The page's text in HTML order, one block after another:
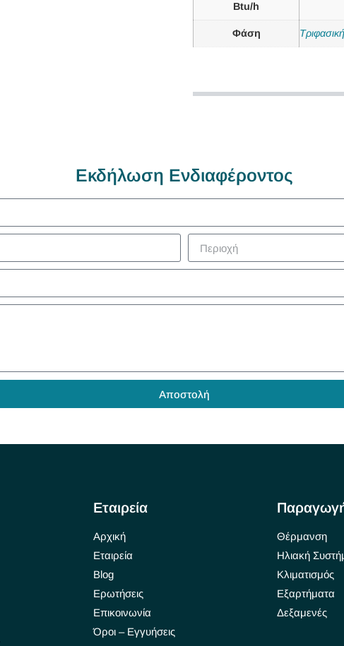
Btu/h
Φάση Τριφασική
Εκδήλωση Ενδιαφέροντος
Αποστολή
Εταιρεία
Αρχική
Εταιρεία
Blog
Ερωτήσεις
Επικοινωνία
Όροι – Εγγυήσεις
Θέρμανση
Ηλιακή
Κλιματισμός
Εξαρτήματα
Δεξαμενές